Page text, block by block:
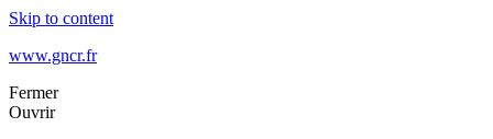
Skip to content
www.gncr.fr
Fermer
Ouvrir